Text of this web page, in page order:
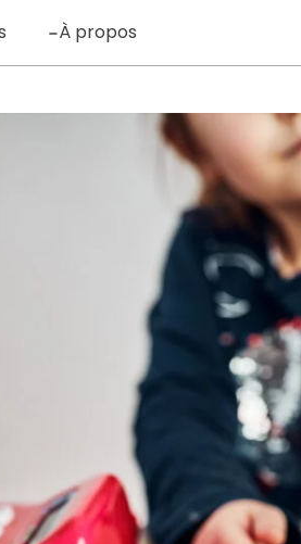
À propos